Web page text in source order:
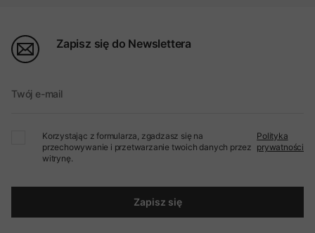
Zapisz się do Newslettera
Twój e-mail
Korzystając z formularza, zgadzasz się na
przechowywanie i przetwarzanie twoich danych przez
witrynę.
Polityka
prywatności
Zapisz się